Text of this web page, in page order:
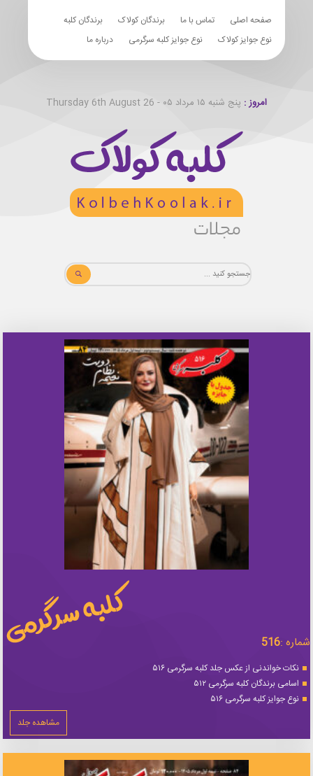
صفحه اصلی تماس با ما برندگان کولاک
برندگان کلبه
نوع جوایز کولاک
نوع جوایز کلبه سرگرمی درباره ما
امروز : پنج شنبه ۱۵ مرداد ۰۵ - Thursday 6th August 26
شماره :516
نکات خواندنی از عکس جلد کلبه سرگرمی ۵۱۶
اسامی برندگان کلبه سرگرمی ۵۱۲
نوع جوایز کلبه سرگرمی ۵۱۶
مشاهده جلد